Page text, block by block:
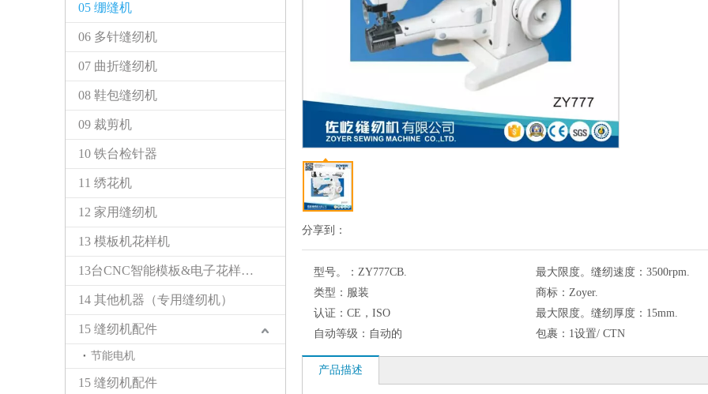
05 绷缝机
06 多针缝纫机
07 曲折缝纫机
08 鞋包缝纫机
09 裁剪机
10 铁台检针器
11 绣花机
12 家用缝纫机
13 模板机花样机
13台CNC智能模板&电子花样缝纫机
14 其他机器（专用缝纫机）
15 缝纫机配件
节能电机
15 缝纫机配件
分享到：
型号。： ZY777CB. 最大限度。缝纫速度： 3500rpm.
类型： 服装 商标： Zoyer.
认证： CE，ISO 最大限度。缝纫厚度： 15mm.
自动等级： 自动的 包裹： 1设置/ CTN
产品描述